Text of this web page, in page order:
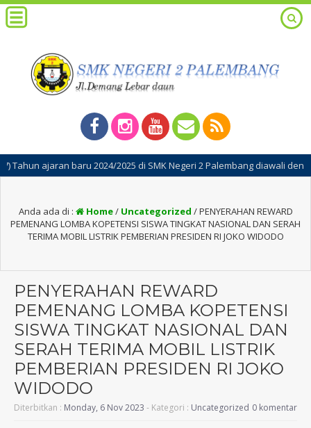
ajaran baru 2024/2025 di SMK Negeri 2 Palembang diawali dengan
Anda ada di : Home/ Uncategorized /PENYERAHAN REWARD
PEMENANG LOMBA KOPETENSI SISWA TINGKAT NASIONAL DAN SERAH
TERIMA MOBIL LISTRIK PEMBERIAN PRESIDEN RI JOKO WIDODO
PENYERAHAN REWARD
PEMENANG LOMBA KOPETENSI
SISWA TINGKAT NASIONAL DAN
SERAH TERIMA MOBIL LISTRIK
PEMBERIAN PRESIDEN RI JOKO
WIDODO
Diterbitkan : Monday, 6 Nov 2023 - Kategori : Uncategorized 0 komentar